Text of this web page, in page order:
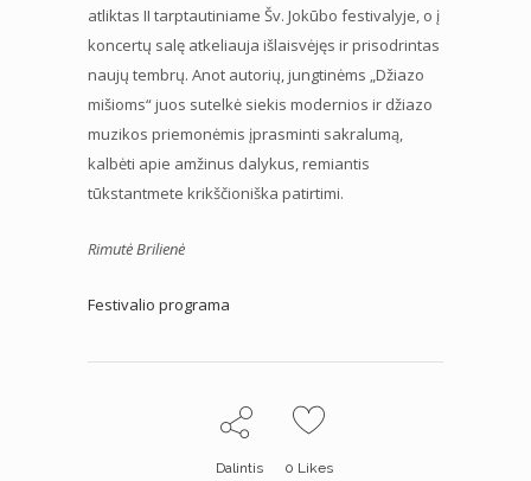
atliktas II tarptautiniame Šv. Jokūbo festivalyje, o į
koncertų salę atkeliauja išlaisvėjęs ir prisodrintas
naujų tembrų. Anot autorių, jungtinėms „Džiazo
mišioms“ juos sutelkė siekis modernios ir džiazo
muzikos priemonėmis įprasminti sakralumą,
kalbėti apie amžinus dalykus, remiantis
tūkstantmete krikščioniška patirtimi.
Rimutė Brilienė
Festivalio programa
Dalintis 0 Likes